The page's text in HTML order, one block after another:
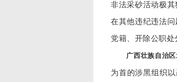
非法采砂活动极
在其他违纪违法
党籍、开除公职处
广西壮族自治
为首的涉黑组织